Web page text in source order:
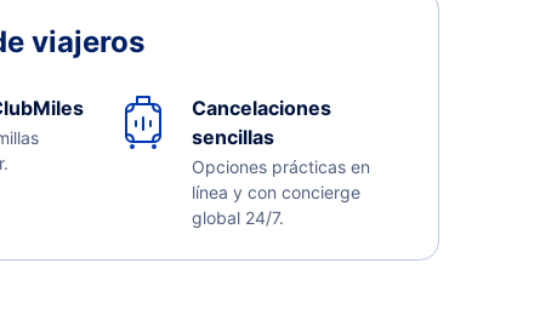
viajeros
Cancelaciones
sencillas
Opciones prácticas en
línea y con concierge
global 24/7.